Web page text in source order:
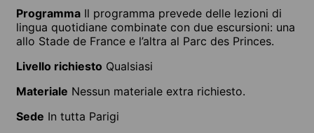
Programma Il programma prevede delle lezioni di
lingua quotidiane combinate con due escursioni: una
allo Stade de France e l’altra al Parc des Princes.
Livello richiesto Qualsiasi
Materiale Nessun materiale extra richiesto.
Sede In tutta Parigi